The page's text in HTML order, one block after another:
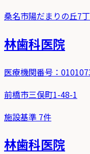
桑名市陽だまりの丘7
林歯科医院
医療機関番号：
前橋市三俣町1-48-1
施設基準 7件
林歯科医院